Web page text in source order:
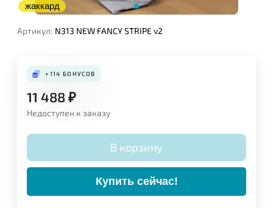
жаккард
Артикул: N313 NEW FANCY STRIPE v2
+114 БОНУСОВ
11 488 ₽
Недоступен к заказу
В корзину
Купить сейчас!